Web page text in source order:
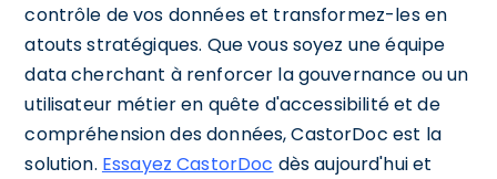
contrôle de vos données et transformez-les en
atouts stratégiques. Que vous soyez une équipe
data cherchant à renforcer la gouvernance ou un
utilisateur métier en quête d'accessibilité et de
compréhension des données, CastorDoc est la
solution. Essayez CastorDoc dès aujourd'hui et